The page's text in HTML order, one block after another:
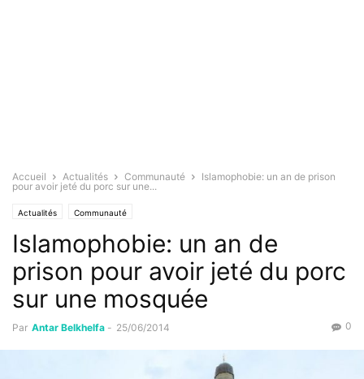
Accueil Actualités Communauté
Islamophobie: un an de prison
pour avoir jeté du porc sur une...
Actualités Communauté
Islamophobie: un an de
prison pour avoir jeté du porc
sur une mosquée
Par Antar Belkhelfa - 25/06/2014 0